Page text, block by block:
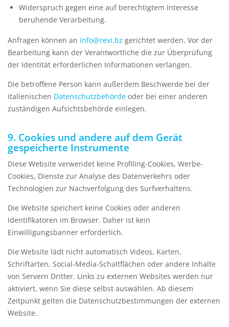
Widerspruch gegen eine auf berechtigtem Interesse
beruhende Verarbeitung.
Anfragen können an info@revi.bz gerichtet werden. Vor der
Bearbeitung kann der Verantwortliche die zur Überprüfung
der Identität erforderlichen Informationen verlangen.
Die betroffene Person kann außerdem Beschwerde bei der
italienischen Datenschutzbehörde oder bei einer anderen
zuständigen Aufsichtsbehörde einlegen.
9. Cookies und andere auf dem Gerät
gespeicherte Instrumente
Diese Website verwendet keine Profiling-Cookies, Werbe-
Cookies, Dienste zur Analyse des Datenverkehrs oder
Technologien zur Nachverfolgung des Surfverhaltens.
Die Website speichert keine Cookies oder anderen
Identifikatoren im Browser. Daher ist kein
Einwilligungsbanner erforderlich.
Die Website lädt nicht automatisch Videos, Karten,
Schriftarten, Social-Media-Schaltflächen oder andere Inhalte
von Servern Dritter. Links zu externen Websites werden nur
aktiviert, wenn Sie diese selbst auswählen. Ab diesem
Zeitpunkt gelten die Datenschutzbestimmungen der externen
Website.